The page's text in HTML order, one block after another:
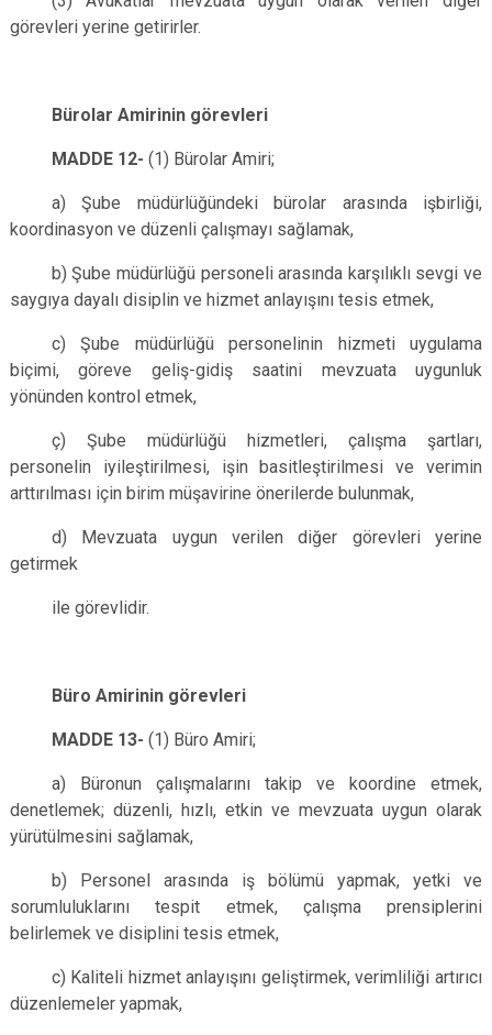
görevleri yerine getirirler.
Bürolar Amirinin görevleri
MADDE 12- (1) Bürolar Amiri;
a) Şube müdürlüğündeki bürolar arasında işbirliği,
koordinasyon ve düzenli çalışmayı sağlamak,
b) Şube müdürlüğü personeli arasında karşılıklı sevgi ve
saygıya dayalı disiplin ve hizmet anlayışını tesis etmek,
c) Şube müdürlüğü personelinin hizmeti uygulama
biçimi, göreve geliş-gidiş saatini mevzuata uygunluk
yönünden kontrol etmek,
ç) Şube müdürlüğü hizmetleri, çalışma şartları,
personelin iyileştirilmesi, işin basitleştirilmesi ve verimin
arttırılması için birim müşavirine önerilerde bulunmak,
d) Mevzuata uygun verilen diğer görevleri yerine
getirmek
ile görevlidir.
Büro Amirinin görevleri
MADDE 13- (1) Büro Amiri;
a) Büronun çalışmalarını takip ve koordine etmek,
denetlemek; düzenli, hızlı, etkin ve mevzuata uygun olarak
yürütülmesini sağlamak,
b) Personel arasında iş bölümü yapmak, yetki ve
sorumluluklarını tespit etmek, çalışma prensiplerini
belirlemek ve disiplini tesis etmek,
c) Kaliteli hizmet anlayışını geliştirmek, verimliliği artırıcı
düzenlemeler yapmak,